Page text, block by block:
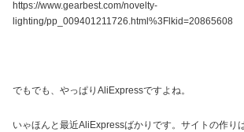
https://www.gearbest.com/novelty-
lighting/pp_009401211726.html%3Flkid=20865608
でもでも、やっぱりAliExpressですよね。
いゃほんと最近AliExpressばかりです。サイトの作り